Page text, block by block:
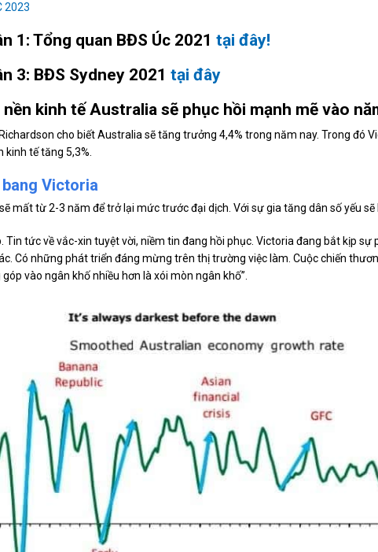
2023
1: Tổng quan BĐS Úc 2021 tại đây!
3: BĐS Sydney 2021 tại đây
kinh tế Australia sẽ phục hồi mạnh mẽ vào
cho biết Australia sẽ tăng trưởng 4,4% trong năm nay. Trong đó
kinh tế tăng 5,3%.
Victoria
mất từ 2-3 năm để trở lại mức trước đại dịch. Với sự gia tăng dân số yếu sẽ
Tin tức về vắc-xin tuyệt vời, niềm tin đang hồi phục. Victoria đang bắt kịp sự
Có những phát triển đáng mừng trên thị trường việc làm. Cuộc chiến
vào ngân khố nhiều hơn là xói mòn ngân khố”.